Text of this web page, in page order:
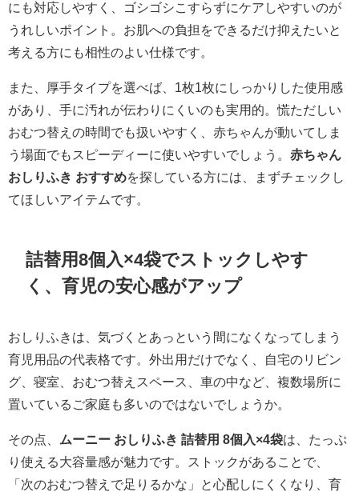
にも対応しやすく、ゴシゴシこすらずにケアしやすいのが
うれしいポイント。お肌への負担をできるだけ抑えたいと
考える方にも相性のよい仕様です。
また、厚手タイプを選べば、1枚1枚にしっかりした使用感
があり、手に汚れが伝わりにくいのも実用的。慌ただしい
おむつ替えの時間でも扱いやすく、赤ちゃんが動いてしま
う場面でもスピーディーに使いやすいでしょう。 赤ちゃん
おしりふき おすすめを探している方には、まずチェックし
てほしいアイテムです。
詰替用8個入×4袋でストックしやす
く、育児の安心感がアップ
おしりふきは、気づくとあっという間になくなってしまう
育児用品の代表格です。外出用だけでなく、自宅のリビン
グ、寝室、おむつ替えスペース、車の中など、複数場所に
置いているご家庭も多いのではないでしょうか。
その点、 ムーニー おしりふき 詰替用 8個入×4袋は、たっぷ
り使える大容量感が魅力です。ストックがあることで、
「次のおむつ替えで足りるかな」と心配しにくくなり、育